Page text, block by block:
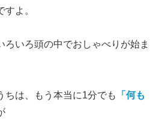
よ。
ろいろ頭の中でおしゃべりが始ま
ちは、もう本当に1分でも
「何も